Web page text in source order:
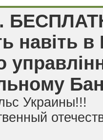
навіть в
Украины!!!